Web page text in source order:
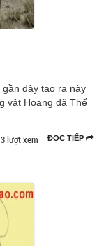
đây tạo ra này
vật Hoang dã Thế
ĐỌC TIẾP
lượt xem